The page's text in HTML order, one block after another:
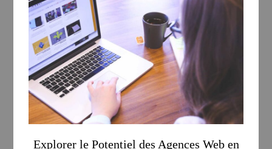
Explorer le Potentiel des Agences Web en